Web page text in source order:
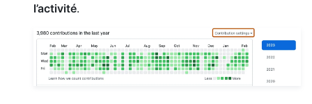
l’activité.